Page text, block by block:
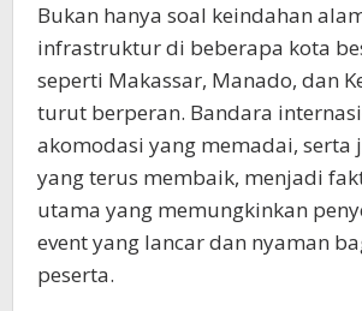
Bukan hanya soal keindahan
infrastruktur di beberapa kota
seperti Makassar, Manado, dan
turut berperan. Bandara
akomodasi yang memadai, serta
yang terus membaik, menjadi
utama yang memungkinkan
event yang lancar dan nyaman
peserta.